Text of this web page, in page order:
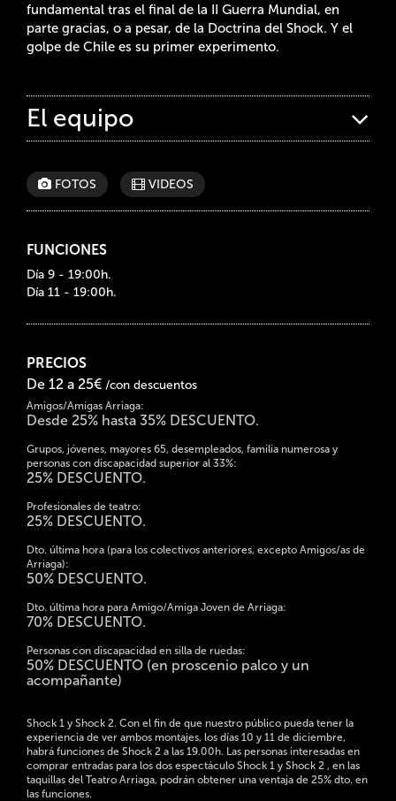
fundamental tras el final de la II Guerra Mundial, en
parte gracias, o a pesar, de la Doctrina del Shock. Y el
golpe de Chile es su primer experimento.
El equipo
FOTOS VIDEOS
FUNCIONES
Día 9 - 19:00h.
Día 11 - 19:00h.
PRECIOS
De 12 a 25€ /con descuentos
Amigos/Amigas Arriaga:
Desde 25% hasta 35% DESCUENTO.
Grupos, jóvenes, mayores 65, desempleados, familia numerosa y
personas con discapacidad superior al 33%:
25% DESCUENTO.
Profesionales de teatro:
25% DESCUENTO.
Dto. última hora (para los colectivos anteriores, excepto Amigos/as de
Arriaga):
50% DESCUENTO.
Dto. última hora para Amigo/Amiga Joven de Arriaga:
70% DESCUENTO.
Personas con discapacidad en silla de ruedas:
50% DESCUENTO (en proscenio palco y un
acompañante)
Shock 1 y Shock 2. Con el fin de que nuestro público pueda tener la
experiencia de ver ambos montajes, los días 10 y 11 de diciembre,
habrá funciones de Shock 2 a las 19.00h. Las personas interesadas en
comprar entradas para los dos espectáculo Shock 1 y Shock 2 , en las
taquillas del Teatro Arriaga, podrán obtener una ventaja de 25% dto. en
las funciones.